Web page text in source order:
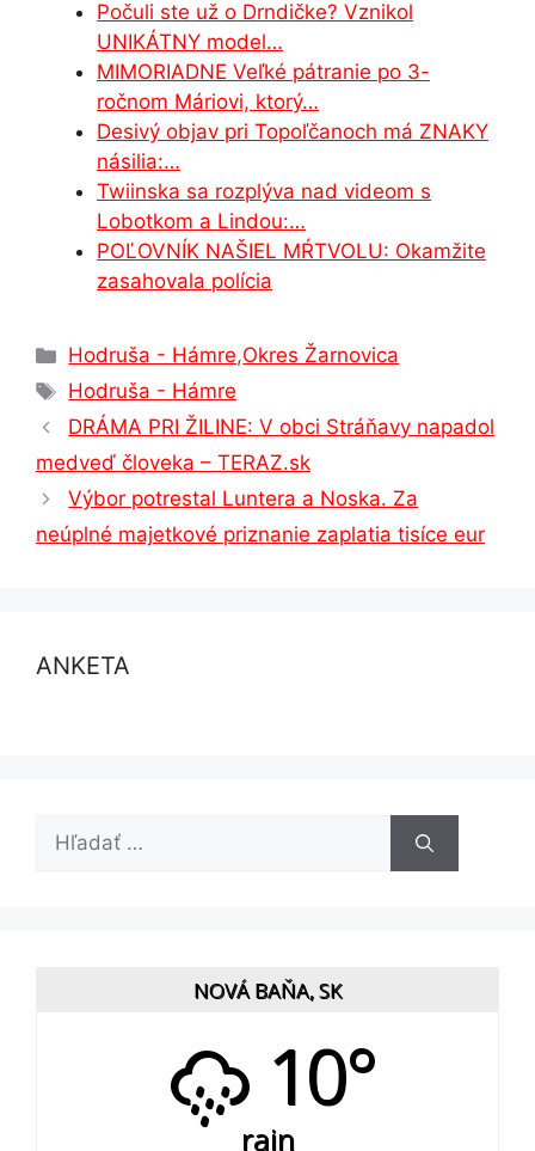
o
o
k
n
g
er
p
p
n m
Počuli ste už o Drndičke? Vznikol
UNIKÁTNY model…
MIMORIADNE Veľké pátranie po 3-
ročnom Máriovi, ktorý…
Desivý objav pri Topoľčanoch má ZNAKY
násilia:…
Twiinska sa rozplýva nad videom s
Lobotkom a Lindou:…
POĽOVNÍK NAŠIEL MŔTVOLU: Okamžite
zasahovala polícia
Kategórie
Hodruša - Hámre,Okres Žarnovica
Značky
Hodruša - Hámre
DRÁMA PRI ŽILINE: V obci Stráňavy napadol
medveď človeka – TERAZ.sk
Výbor potrestal Luntera a Noska. Za
neúplné majetkové priznanie zaplatia tisíce eur
ANKETA
Hľadať:
NOVÁ BAŇA, SK
10°
rain